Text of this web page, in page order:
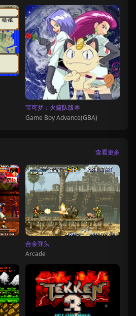
宝可梦：火箭队版本
Game Boy Advance(GBA)
查看更多
合金弹头
Arcade